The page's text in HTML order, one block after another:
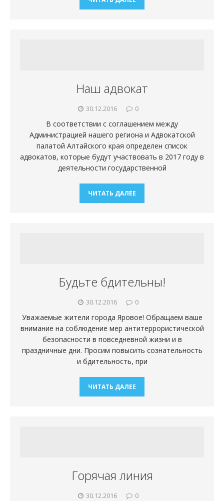
Наш адвокат
30.12.2016 0
В соответствии с соглашением между
Администрацией нашего региона и Адвокатской
палатой Алтайского края определен список
адвокатов, которые будут участвовать в 2017 году в
деятельности государственной
ЧИТАТЬ ДАЛЕЕ
Будьте бдительны!
30.12.2016 0
Уважаемые жители города Яровое! Обращаем ваше
внимание на соблюдение мер антитеррористической
безопасности в повседневной жизни и в
праздничные дни. Просим повысить сознательность
и бдительность, при
ЧИТАТЬ ДАЛЕЕ
Горячая линия
30.12.2016 0